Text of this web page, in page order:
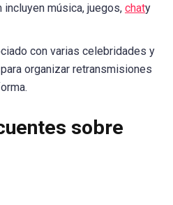
música, juegos, chaty
con varias celebridades y
organizar retransmisiones
sobre